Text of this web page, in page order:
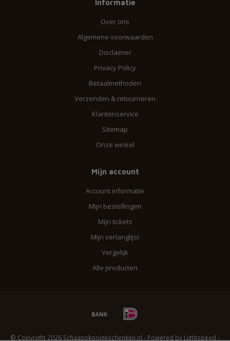
Informatie
Over ons
Algemene voorwaarden
Disclaimer
Privacy Policy
Betaalmethoden
Verzenden & retourneren
Klantenservice
Sitemap
Onze winkel
Mijn account
Account informatie
Mijn bestellingen
Mijn tickets
Mijn verlanglijst
Vergelijk
Alle producten
© Copyright 2026 Schaapskooigeschenken.nl - Powered by Lightspeed -